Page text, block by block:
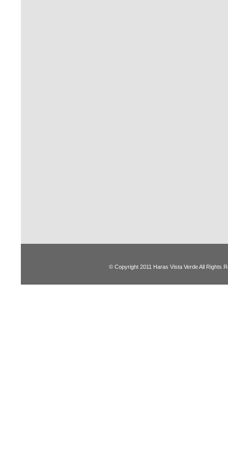
© Copyright 2011 Haras Vista Verde All Rights